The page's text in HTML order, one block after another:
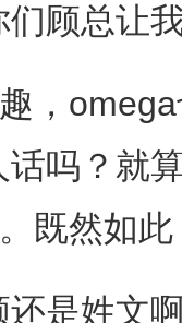
顾总让我
omega
话吗？就
既然如
是姓文啊